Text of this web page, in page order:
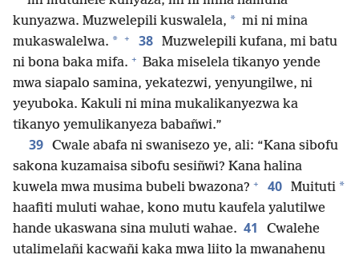
kunyazwa. Muzwelepili kuswalela, * mi ni mina
mukaswalelwa. * + 38 Muzwelepili kufana, mi batu
ni bona baka mifa. + Baka miselela tikanyo yende
mwa siapalo samina, yekatezwi, yenyungilwe, ni
yeyuboka. Kakuli ni mina mukalikanyezwa ka
tikanyo yemulikanyeza babañwi.”
39 Cwale abafa ni swanisezo ye, ali: “Kana sibofu
sakona kuzamaisa sibofu sesiñwi? Kana halina
kuwela mwa musima bubeli bwazona? + 40 Muituti *
haafiti muluti wahae, kono mutu kaufela yalutilwe
hande ukaswana sina muluti wahae. 41
Cwalehe
utalimelañi kacwañi kaka mwa liito la mwanahenu